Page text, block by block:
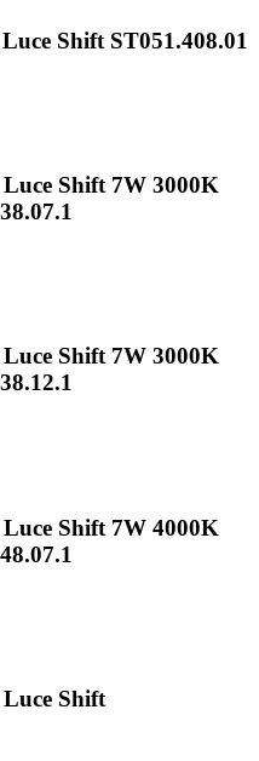
Shift ST051.408.01
Shift 7W 3000K
Shift 7W 3000K
Shift 7W 4000K
Shift